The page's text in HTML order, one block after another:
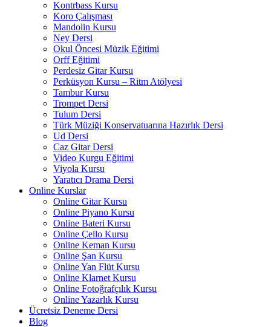
Kontrbass Kursu
Koro Çalışması
Mandolin Kursu
Ney Dersi
Okul Öncesi Müzik Eğitimi
Orff Eğitimi
Perdesiz Gitar Kursu
Perküsyon Kursu – Ritm Atölyesi
Tambur Kursu
Trompet Dersi
Tulum Dersi
Türk Müziği Konservatuarına Hazırlık Dersi
Ud Dersi
Caz Gitar Dersi
Video Kurgu Eğitimi
Viyola Kursu
Yaratıcı Drama Dersi
Online Kurslar
Online Gitar Kursu
Online Piyano Kursu
Online Bateri Kursu
Online Çello Kursu
Online Keman Kursu
Online Şan Kursu
Online Yan Flüt Kursu
Online Klarnet Kursu
Online Fotoğrafçılık Kursu
Online Yazarlık Kursu
Ücretsiz Deneme Dersi
Blog